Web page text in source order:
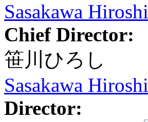
Sasakawa Hiroshi
Chief Director:
笹川ひろし
Sasakawa Hiroshi
Director: